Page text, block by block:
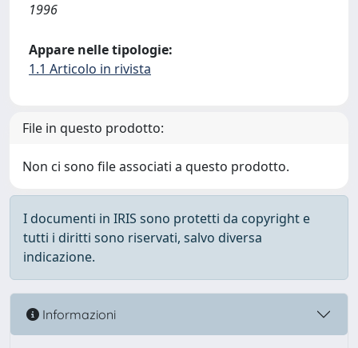
1996
Appare nelle tipologie:
1.1 Articolo in rivista
File in questo prodotto:
Non ci sono file associati a questo prodotto.
I documenti in IRIS sono protetti da copyright e
tutti i diritti sono riservati, salvo diversa
indicazione.
Informazioni